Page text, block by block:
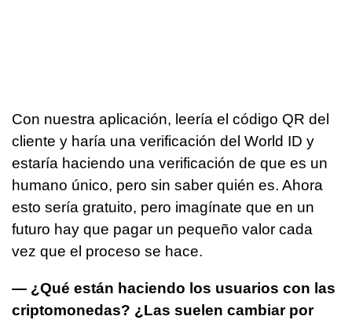
Con nuestra aplicación, leería el código QR del
cliente y haría una verificación del World ID y
estaría haciendo una verificación de que es un
humano único, pero sin saber quién es. Ahora
esto sería gratuito, pero imagínate que en un
futuro hay que pagar un pequeño valor cada
vez que el proceso se hace.
— ¿Qué están haciendo los usuarios con las
criptomonedas? ¿Las suelen cambiar por